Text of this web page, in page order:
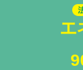
法
チ